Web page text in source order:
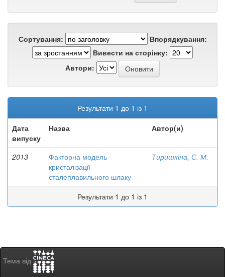
Сортування:
Впорядкування:
Вивести на сторінку:
Автори:
Результати 1 до 1 із 1
Дата
випуску
Назва Автор(и)
2013
Факторна модель
кристалізації
сталеплавильного шлаку
Тиришкіна, С. М.
Результати 1 до 1 із 1
Тема від